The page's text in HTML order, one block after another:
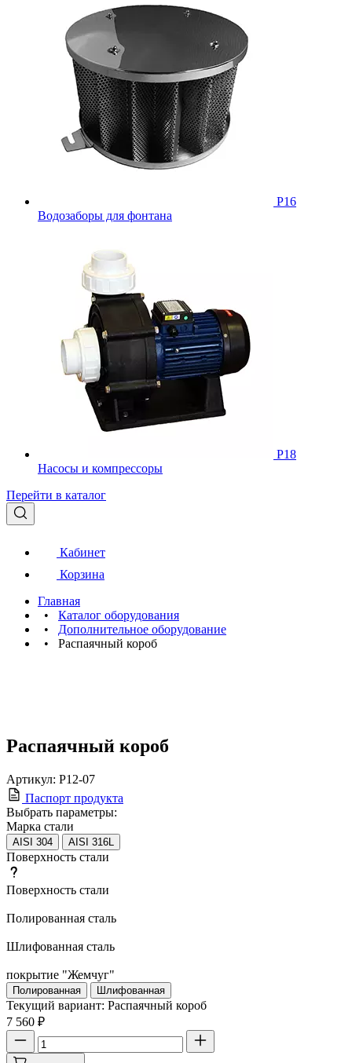
Р16
Водозаборы для фонтана
Р18
Насосы и компрессоры
Перейти в каталог
Кабинет
Корзина
Главная
• Каталог оборудования
• Дополнительное оборудование
• Распаячный короб
Распаячный короб
Артикул: Р12-07
Паспорт продукта
Выбрать параметры:
Марка стали
AISI 304 AISI 316L
Поверхность стали
Поверхность стали
Полированная сталь
Шлифованная сталь
покрытие "Жемчуг"
Полированная Шлифованная
Текущий вариант: Распаячный короб
7 560 ₽